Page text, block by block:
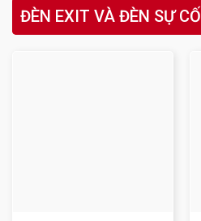
ĐÈN EXIT VÀ ĐÈN SỰ CỐ